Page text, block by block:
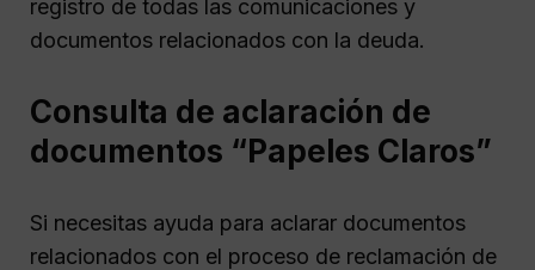
registro de todas las comunicaciones y
documentos relacionados con la deuda.
Consulta de aclaración de
documentos “Papeles Claros”
Si necesitas ayuda para aclarar documentos
relacionados con el proceso de reclamación de